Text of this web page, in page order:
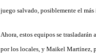
juego salvado, posiblemente el más
Ahora, estos equipos se
por los locales, y Maikel Martínez,